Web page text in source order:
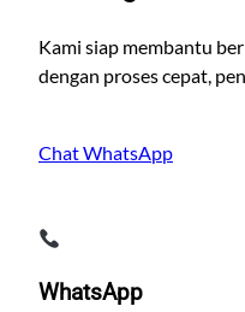
Kami siap membantu
dengan proses cepat,
Chat WhatsApp
WhatsApp